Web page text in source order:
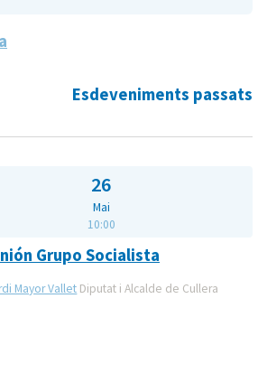
Esdeveniments passats
26
Mai
10:00
Grupo Socialista
Mayor Vallet Diputat i Alcalde de Cullera